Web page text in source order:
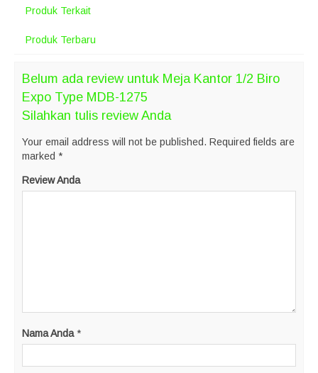
Produk Terkait
Produk Terbaru
Belum ada review untuk Meja Kantor 1/2 Biro
Expo Type MDB-1275
Silahkan tulis review Anda
Your email address will not be published. Required fields are
marked *
Review Anda
Nama Anda *